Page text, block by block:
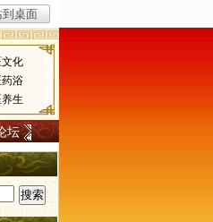
化
浴
生
坛